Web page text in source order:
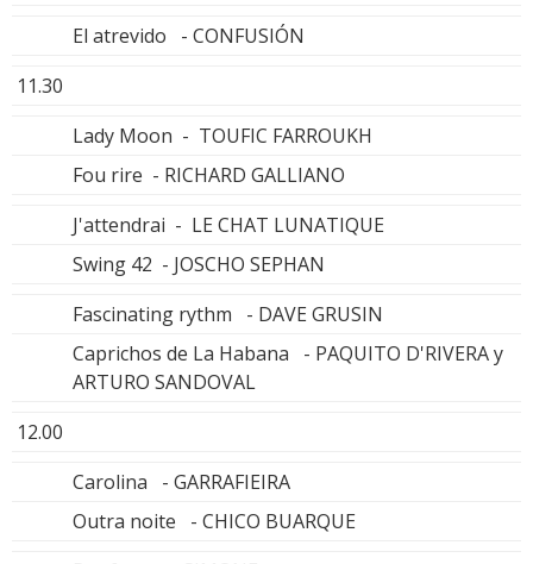
El atrevido - CONFUSIÓN
11.30
Lady Moon - TOUFIC FARROUKH
Fou rire - RICHARD GALLIANO
J'attendrai - LE CHAT LUNATIQUE
Swing 42 - JOSCHO SEPHAN
Fascinating rythm - DAVE GRUSIN
Caprichos de La Habana - PAQUITO D'RIVERA y
ARTURO SANDOVAL
12.00
Carolina - GARRAFIEIRA
Outra noite - CHICO BUARQUE